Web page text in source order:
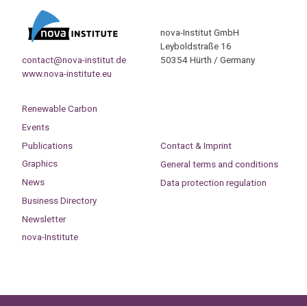
contact@nova-institut.de
www.nova-institute.eu
nova-Institut GmbH
Leyboldstraße 16
50354 Hürth / Germany
Renewable Carbon
Events
Publications
Graphics
News
Business Directory
Newsletter
nova-Institute
Contact & Imprint
General terms and conditions
Data protection regulation